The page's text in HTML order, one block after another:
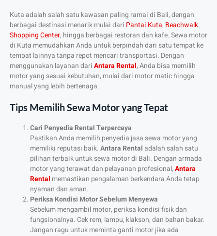
Kuta adalah salah satu kawasan paling ramai di Bali, dengan
berbagai destinasi menarik mulai dari Pantai Kuta, Beachwalk
Shopping Center, hingga berbagai restoran dan kafe. Sewa motor
di Kuta memudahkan Anda untuk berpindah dari satu tempat ke
tempat lainnya tanpa repot mencari transportasi. Dengan
menggunakan layanan dariAntaraRental, Anda bisa memilih
motor yang sesuai kebutuhan, mulai dari motor matic hingga
manual yang lebih bertenaga.
Tips Memilih Sewa Motor yang Tepat
Cari Penyedia Rental Terpercaya
Pastikan Anda memilih penyedia jasa sewa motor yang
memiliki reputasi baik.Antara Rental adalah salah satu
pilihan terbaik untuk sewa motor di Bali. Dengan armada
motor yang terawat dan pelayanan profesional,Antara
Rental memastikan pengalaman berkendara Anda tetap
nyaman dan aman.
Periksa Kondisi Motor Sebelum Menyewa
Sebelum mengambil motor, periksa kondisi fisik dan
fungsionalnya. Cek rem, lampu, klakson, dan bahan bakar.
Jangan ragu untuk meminta ganti motor jika ada